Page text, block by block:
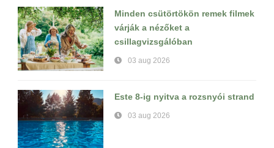
Minden csütörtökön remek filmek
várják a nézőket a
csillagvizsgálóban
03 aug 2026
Este 8-ig nyitva a rozsnyói strand
03 aug 2026